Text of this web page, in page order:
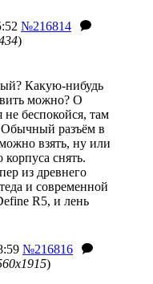
№216814
)
Какую-нибудь
можно? О
беспокойся, там
Обычный разъём в
взять, ну или
снять.
из древнего
и современной
R5, и лень
№216816
)